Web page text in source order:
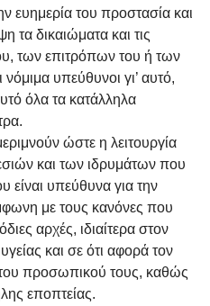
ευημερία του προστασία και
τα δικαιώματα και τις
των επιτρόπων του ή των
υπεύθυνοι γι’ αυτό,
όλα τα κατάλληλα
ώστε η λειτουργία
και των ιδρυμάτων που
είναι υπεύθυνα για την
με τους κανόνες που
αρχές, ιδιαίτερα στον
και σε ότι αφορά τον
του προσωπικού τους, καθώς
εποπτείας.